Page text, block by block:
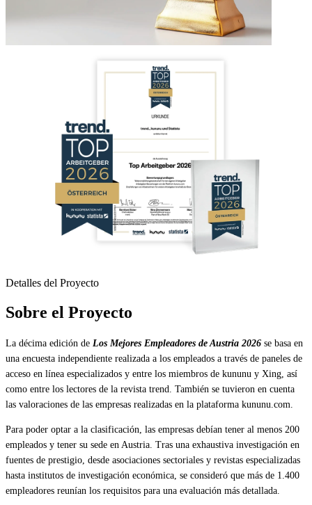
Detalles del Proyecto
Sobre el Proyecto
La décima edición de Los Mejores Empleadores de Austria 2026 se basa en
una encuesta independiente realizada a los empleados a través de paneles de
acceso en línea especializados y entre los miembros de kununu y Xing, así
como entre los lectores de la revista trend. También se tuvieron en cuenta
las valoraciones de las empresas realizadas en la plataforma kununu.com.
Para poder optar a la clasificación, las empresas debían tener al menos 200
empleados y tener su sede en Austria. Tras una exhaustiva investigación en
fuentes de prestigio, desde asociaciones sectoriales y revistas especializadas
hasta institutos de investigación económica, se consideró que más de 1.400
empleadores reunían los requisitos para una evaluación más detallada.